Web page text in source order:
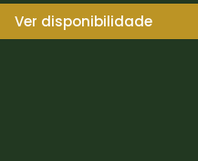
Ver disponibilidade